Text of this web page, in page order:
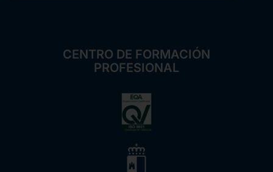
CENTRO DE FORMACIÓN
PROFESIONAL